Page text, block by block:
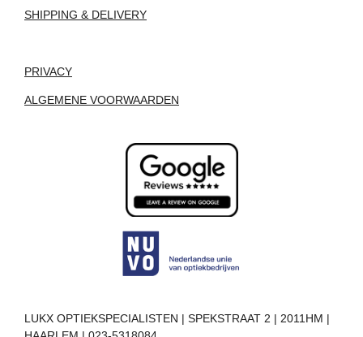
SHIPPING & DELIVERY
PRIVACY
ALGEMENE VOORWAARDEN
LUKX OPTIEKSPECIALISTEN | SPEKSTRAAT 2 | 2011HM |